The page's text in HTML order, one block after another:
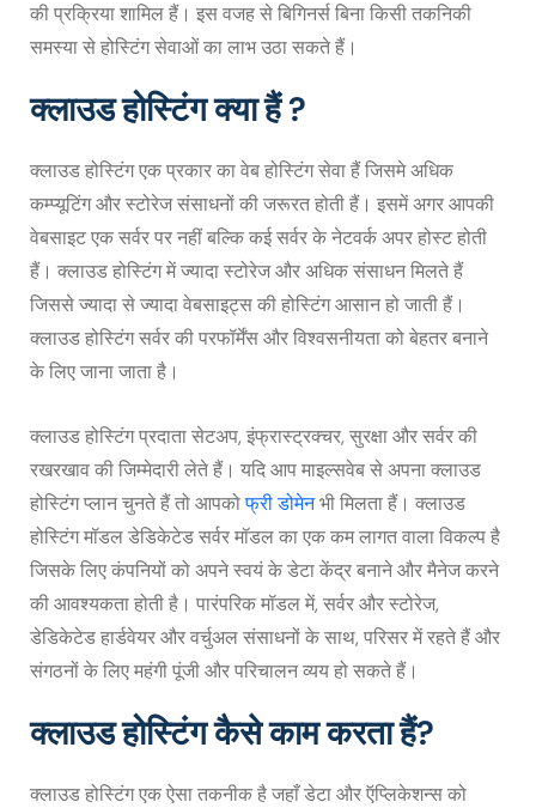
की प्रक्रिया शामिल हैं। इस वजह से बिगिनर्स बिना किसी तकनिकी
समस्या से होस्टिंग सेवाओं का लाभ उठा सकते हैं।
क्लाउड होस्टिंग क्या हैं ?
क्लाउड होस्टिंग एक प्रकार का वेब होस्टिंग सेवा हैं जिसमे अधिक
कम्प्यूटिंग और स्टोरेज संसाधनों की जरूरत होती हैं। इसमें अगर आपकी
वेबसाइट एक सर्वर पर नहीं बल्कि कई सर्वर के नेटवर्क अपर होस्ट होती
हैं। क्लाउड होस्टिंग में ज्यादा स्टोरेज और अधिक संसाधन मिलते हैं
जिससे ज्यादा से ज्यादा वेबसाइट्स की होस्टिंग आसान हो जाती हैं।
क्लाउड होस्टिंग सर्वर की परफॉर्मेंस और विश्वसनीयता को बेहतर बनाने
के लिए जाना जाता है।
क्लाउड होस्टिंग प्रदाता सेटअप, इंफ्रास्ट्रक्चर, सुरक्षा और सर्वर की
रखरखाव की जिम्मेदारी लेते हैं। यदि आप माइल्सवेब से अपना क्लाउड
होस्टिंग प्लान चुनते हैं तो आपकोफ्री डोमेनभी मिलता हैं। क्लाउड
होस्टिंग मॉडल डेडिकेटेड सर्वर मॉडल का एक कम लागत वाला विकल्प है
जिसके लिए कंपनियों को अपने स्वयं के डेटा केंद्र बनाने और मैनेज करने
की आवश्यकता होती है। पारंपरिक मॉडल में, सर्वर और स्टोरेज,
डेडिकेटेड हार्डवेयर और वर्चुअल संसाधनों के साथ, परिसर में रहते हैं और
संगठनों के लिए महंगी पूंजी और परिचालन व्यय हो सकते हैं।
क्लाउड होस्टिंग कैसे काम करता हैं?
क्लाउड होस्टिंग एक ऐसा तकनीक है जहाँ डेटा और ऍप्लिकेशन्स को